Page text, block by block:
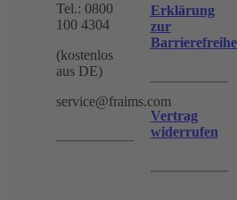
Tel.: 0800
100 4304
(kostenlos
aus DE)
service@fraims.com
Erklärung
zur
Vertrag
widerrufen